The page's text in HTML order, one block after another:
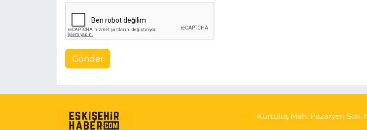
Gönder
Kurtuluş Mah. Pazaryeri Sok.